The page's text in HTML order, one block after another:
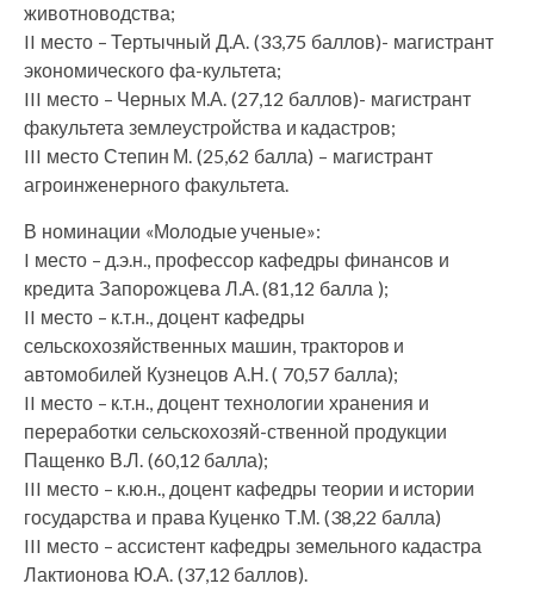
животноводства;
II место – Тертычный Д.А. (33,75 баллов)- магистрант
экономического фа-культета;
III место – Черных М.А. (27,12 баллов)- магистрант
факультета землеустройства и кадастров;
III место Степин М. (25,62 балла) – магистрант
агроинженерного факультета.
В номинации «Молодые ученые»:
I место – д.э.н., профессор кафедры финансов и
кредита Запорожцева Л.А. (81,12 балла );
II место – к.т.н., доцент кафедры
сельскохозяйственных машин, тракторов и
автомобилей Кузнецов А.Н. ( 70,57 балла);
II место – к.т.н., доцент технологии хранения и
переработки сельскохозяй-ственной продукции
Пащенко В.Л. (60,12 балла);
III место – к.ю.н., доцент кафедры теории и истории
государства и права Куценко Т.М. (38,22 балла)
III место – ассистент кафедры земельного кадастра
Лактионова Ю.А. (37,12 баллов).